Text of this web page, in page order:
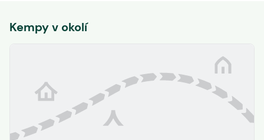
Kempy v okolí